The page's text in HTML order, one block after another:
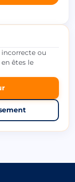
ou
êtes le